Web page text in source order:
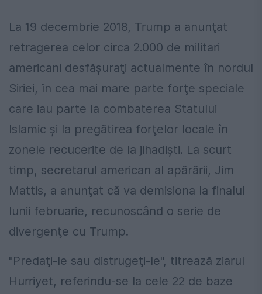
La 19 decembrie 2018, Trump a anunţat
retragerea celor circa 2.000 de militari
americani desfăşuraţi actualmente în nordul
Siriei, în cea mai mare parte forţe speciale
care iau parte la combaterea Statului
Islamic şi la pregătirea forţelor locale în
zonele recucerite de la jihadişti. La scurt
timp, secretarul american al apărării, Jim
Mattis, a anunţat că va demisiona la finalul
lunii februarie, recunoscând o serie de
divergenţe cu Trump.
"Predaţi-le sau distrugeţi-le", titrează ziarul
Hurriyet, referindu-se la cele 22 de baze